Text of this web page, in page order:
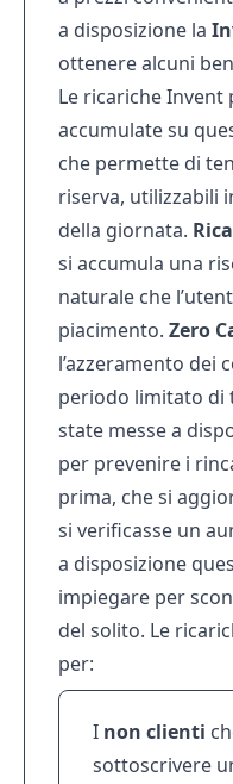
a disposizione la
ottenere alcuni
Le ricariche Invent
accumulate su
che permette di
riserva, utilizzabili
della giornata.
si accumula una
naturale che
piacimento. Zero
l’azzeramento dei
periodo limitato di
state messe a
per prevenire i
prima, che si
si verificasse un
a disposizione
impiegare per
del solito. Le
per:
I non clienti
sottoscrivere